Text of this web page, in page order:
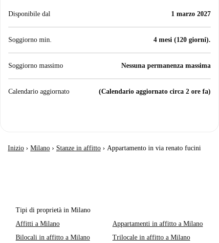
Disponibile dal 1 marzo 2027
Soggiorno min. 4 mesi (120 giorni).
Soggiorno massimo Nessuna permanenza massima
Calendario aggiornato (Calendario aggiornato circa 2 ore fa)
Inizio › Milano › Stanze in affitto › Appartamento in via renato fucini
Tipi di proprietà in Milano
Affitti a Milano
Appartamenti in affitto a Milano
Bilocali in affitto a Milano
Trilocale in affitto a Milano